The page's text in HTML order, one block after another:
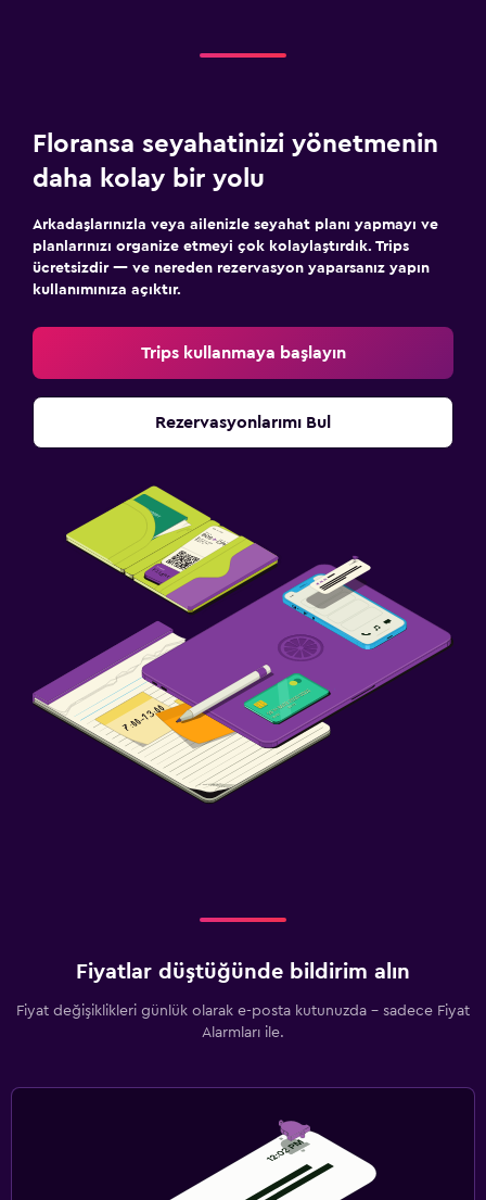
Floransa seyahatinizi yönetmenin
daha kolay bir yolu
Arkadaşlarınızla veya ailenizle seyahat planı yapmayı ve
planlarınızı organize etmeyi çok kolaylaştırdık. Trips
ücretsizdir — ve nereden rezervasyon yaparsanız yapın
kullanımınıza açıktır.
Trips kullanmaya başlayın
Rezervasyonlarımı Bul
Fiyatlar düştüğünde bildirim alın
Fiyat değişiklikleri günlük olarak e-posta kutunuzda - sadece Fiyat
Alarmları ile.